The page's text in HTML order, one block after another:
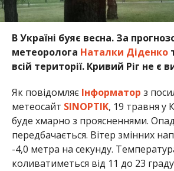
В Україні буяє весна. За
метеоролога Наталки Діденко
всій території. Кривий Ріг не є
Як повідомляє Інформатор з
метеосайт SINOPTIK, 19 травня у
буде хмарно з проясненнями.
передбачається. Вітер змінних
-4,0 метра на секунду.
коливатиметься від 11 до 23